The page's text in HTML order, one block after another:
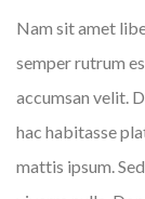
Nam sit amet
semper rutrum
accumsan velit.
hac habitasse
mattis ipsum.